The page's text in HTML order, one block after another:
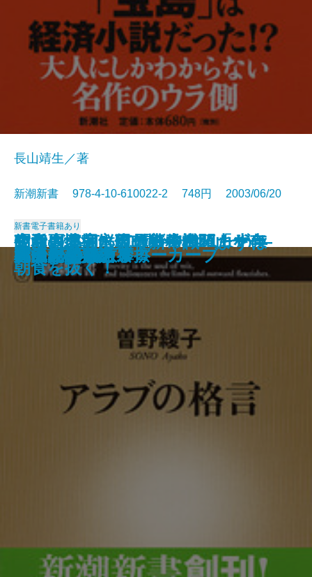
政党崩壊―永田町の失われた十年
―
知らざあ言って聞かせやしょう―
心に響く歌舞伎の名せりふ―
安楽死のできる国
昭和史発掘 幻の特務機関「ヤ
マ」
元気が出る患者学
天皇家の財布
空白の北朝鮮現代史―白頭山を売
った金日成―
山本周五郎のことば
死亡記事を読む
謎解き 少年少女世界の名作
長山靖生／著
新潮新書 978-4-10-610022-2 748円 2003/06/20
新書電子書籍あり
アラブの格言
アメリカ病
時価会計不況
日中ビジネス摩擦
生活習慣病に克つ新常識 まずは
朝食を抜く！
真っ向勝負のスローカーブ
明治天皇を語る
漂流記の魅力
バカの壁
死ぬための教養